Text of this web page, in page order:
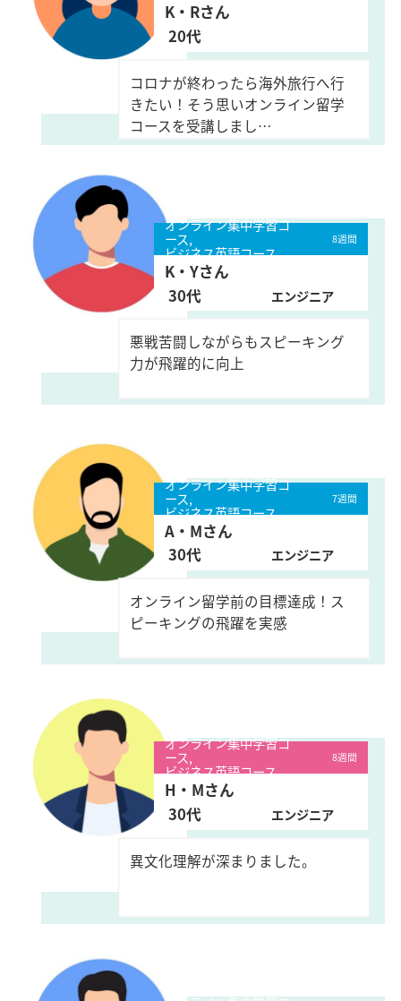
K・Rさん
20代
コロナが終わったら海外旅行へ行
きたい！そう思いオンライン留学
コースを受講しまし…
オンライン集中学習コ
ース,
ビジネス英語コース
8週間
K・Yさん
30代
エンジニア
悪戦苦闘しながらもスピーキング
力が飛躍的に向上
オンライン集中学習コ
ース,
ビジネス英語コース
7週間
A・Mさん
30代
エンジニア
オンライン留学前の目標達成！ス
ピーキングの飛躍を実感
オンライン集中学習コ
ース,
ビジネス英語コース
8週間
H・Mさん
30代
エンジニア
異文化理解が深まりました。